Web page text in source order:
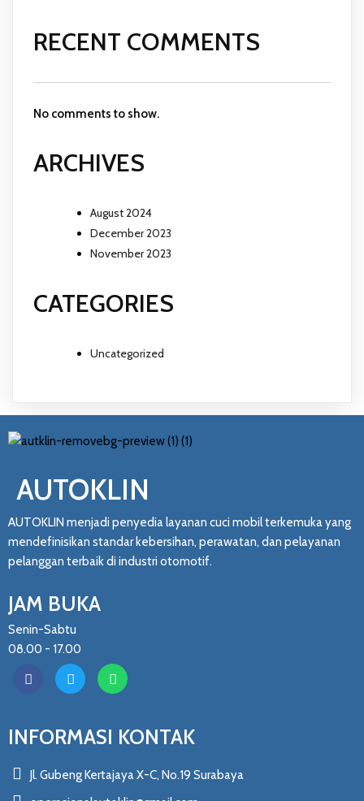
RECENT COMMENTS
No comments to show.
ARCHIVES
August 2024
December 2023
November 2023
CATEGORIES
Uncategorized
AUTOKLIN
AUTOKLIN menjadi penyedia layanan cuci mobil terkemuka yang
mendefinisikan standar kebersihan, perawatan, dan pelayanan
pelanggan terbaik di industri otomotif.
JAM BUKA
Senin-Sabtu
08.00 - 17.00
INFORMASI KONTAK
Jl. Gubeng Kertajaya X-C, No.19 Surabaya